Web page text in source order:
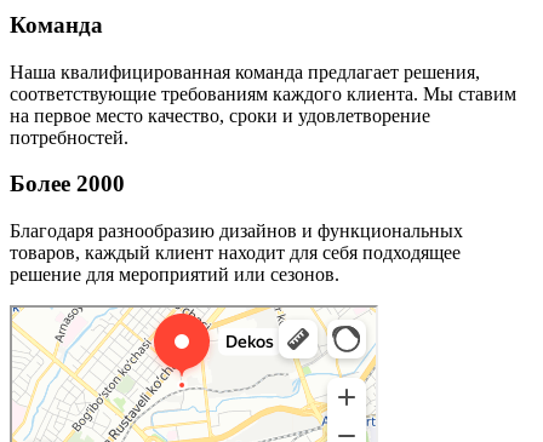
Команда
Наша квалифицированная команда предлагает решения,
соответствующие требованиям каждого клиента. Мы ставим
на первое место качество, сроки и удовлетворение
потребностей.
Более 2000
Благодаря разнообразию дизайнов и функциональных
товаров, каждый клиент находит для себя подходящее
решение для мероприятий или сезонов.